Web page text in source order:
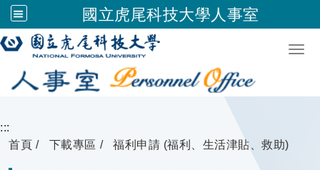
國立虎尾科技大學人事室
跳到主要內容
:::
首頁
下載專區 福利申請 (福利、生活津貼、救助)